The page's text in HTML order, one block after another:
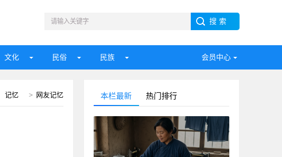
文化 民俗 民族 会员中心
记忆 > 网友记忆 本栏最新 热门排行